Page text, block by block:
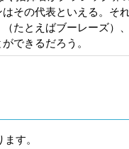
その代表といえる。そ
（たとえばブーレーズ）
できるだろう。
す。